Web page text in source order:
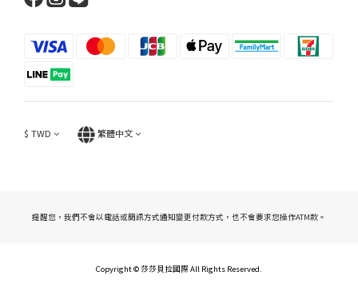
$ TWD 繁體中文
提醒您，我們不會以電話或簡訊方式通知變更付款方式，也不會要求您操作ATM款。
Copyright © 莎莎貝拉國際 All Rights Reserved.